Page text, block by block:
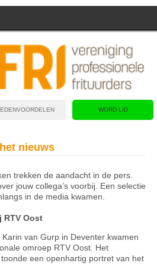
WORD LID
nieuws
trekken de aandacht in de pers.
jouw collega’s voorbij. Een selectie
in de media kwamen.
RTV Oost
Karin van Gurp in Deventer kwamen
omroep RTV Oost. Het
toonde een openhartig portret van het